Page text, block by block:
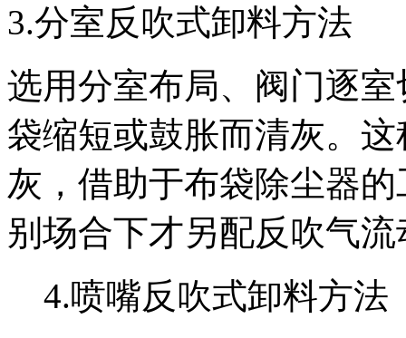
3.分室反吹式卸料方法
选用分室布局、阀门逐
袋缩短或鼓胀而清灰。
灰，借助于布袋除尘器
别场合下才另配反吹气流
4.喷嘴反吹式卸料方法